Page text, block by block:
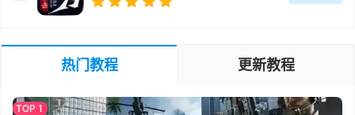
热门教程 更新教程